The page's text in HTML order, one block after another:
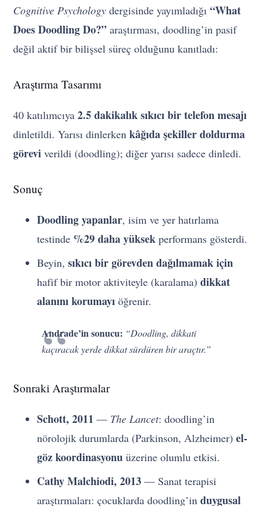
Cognitive Psychology dergisinde yayımladığı“What
Does Doodling Do?” araştırması, doodling’in pasif
değil aktif bir bilişsel süreç olduğunu kanıtladı:
Araştırma Tasarımı
40 katılımcıya2.5 dakikalık sıkıcı bir telefon mesajı
dinletildi. Yarısı dinlerkenkâğıda şekiller doldurma
görevi verildi (doodling); diğer yarısı sadece dinledi.
Sonuç
Doodling yapanlar, isim ve yer hatırlama
testinde %29 daha yüksek performans gösterdi.
Beyin,sıkıcı bir görevden dağılmamak için
hafif bir motor aktiviteyle (karalama)dikkat
alanını korumayı öğrenir.
Andrade’in sonucu: “Doodling, dikkati
kaçıracak yerde dikkat sürdüren bir araçtır.”
Sonraki Araştırmalar
Schott, 2011 — The Lancet: doodling’in
nörolojik durumlarda (Parkinson, Alzheimer)el-
göz koordinasyonu üzerine olumlu etkisi.
Cathy Malchiodi, 2013 — Sanat terapisi
araştırmaları: çocuklarda doodling’induygusal